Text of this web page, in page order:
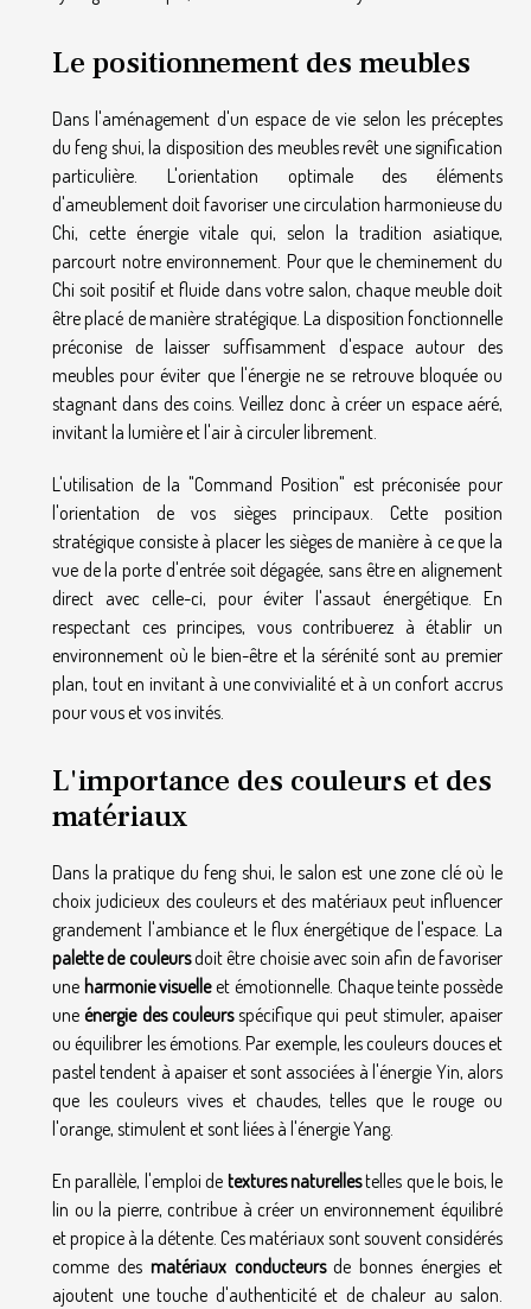
Le positionnement des meubles
Dans l'aménagement d'un espace de vie selon les préceptes
du feng shui, la disposition des meubles revêt une signification
particulière. L'orientation optimale des éléments
d'ameublement doit favoriser une circulation harmonieuse du
Chi, cette énergie vitale qui, selon la tradition asiatique,
parcourt notre environnement. Pour que le cheminement du
Chi soit positif et fluide dans votre salon, chaque meuble doit
être placé de manière stratégique. La disposition fonctionnelle
préconise de laisser suffisamment d'espace autour des
meubles pour éviter que l'énergie ne se retrouve bloquée ou
stagnant dans des coins. Veillez donc à créer un espace aéré,
invitant la lumière et l'air à circuler librement.
L'utilisation de la "Command Position" est préconisée pour
l'orientation de vos sièges principaux. Cette position
stratégique consiste à placer les sièges de manière à ce que la
vue de la porte d'entrée soit dégagée, sans être en alignement
direct avec celle-ci, pour éviter l'assaut énergétique. En
respectant ces principes, vous contribuerez à établir un
environnement où le bien-être et la sérénité sont au premier
plan, tout en invitant à une convivialité et à un confort accrus
pour vous et vos invités.
L'importance des couleurs et des
matériaux
Dans la pratique du feng shui, le salon est une zone clé où le
choix judicieux des couleurs et des matériaux peut influencer
grandement l'ambiance et le flux énergétique de l'espace. La
palette de couleursdoit être choisie avec soin afin de favoriser
une harmonie visuelleet émotionnelle. Chaque teinte possède
uneénergie des couleursspécifique qui peut stimuler, apaiser
ou équilibrer les émotions. Par exemple, les couleurs douces et
pastel tendent à apaiser et sont associées à l'énergie Yin, alors
que les couleurs vives et chaudes, telles que le rouge ou
l'orange, stimulent et sont liées à l'énergie Yang.
En parallèle, l'emploi de textures naturellestelles que le bois, le
lin ou la pierre, contribue à créer un environnement équilibré
et propice à la détente. Ces matériaux sont souvent considérés
comme des matériaux conducteursde bonnes énergies et
ajoutent une touche d'authenticité et de chaleur au salon.